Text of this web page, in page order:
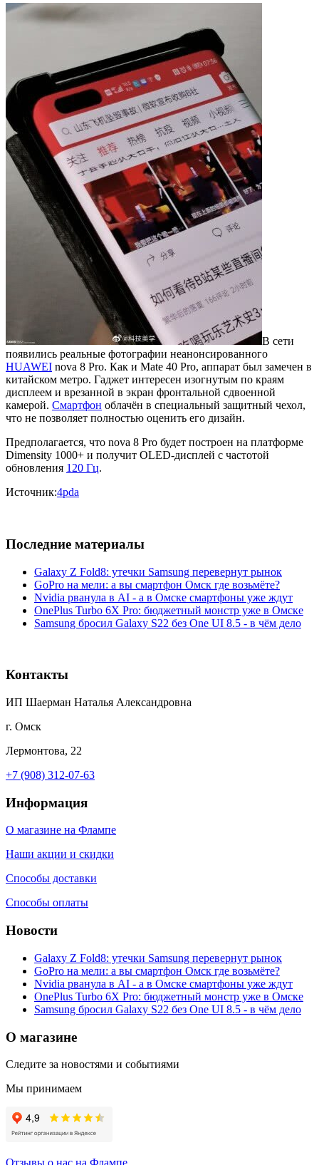
В сети
появились реальные фотографии неанонсированного
HUAWEI nova 8 Pro. Как и Mate 40 Pro, аппарат был замечен в
китайском метро. Гаджет интересен изогнутым по краям
дисплеем и врезанной в экран фронтальной сдвоенной
камерой. Смартфон облачён в специальный защитный чехол,
что не позволяет полностью оценить его дизайн.
Предполагается, что nova 8 Pro будет построен на платформе
Dimensity 1000+ и получит OLED-дисплей с частотой
обновления 120 Гц.
Источник:4pda
Последние материалы
Galaxy Z Fold8: утечки Samsung перевернут рынок
GoPro на мели: а вы смартфон Омск где возьмёте?
Nvidia рванула в AI - а в Омске смартфоны уже ждут
OnePlus Turbo 6X Pro: бюджетный монстр уже в Омске
Samsung бросил Galaxy S22 без One UI 8.5 - в чём дело
Контакты
ИП Шаерман Наталья Александровна
г. Омск
Лермонтова, 22
+7 (908) 312-07-63
Информация
О магазине на Флампе
Наши акции и скидки
Способы доставки
Способы оплаты
Новости
Galaxy Z Fold8: утечки Samsung перевернут рынок
GoPro на мели: а вы смартфон Омск где возьмёте?
Nvidia рванула в AI - а в Омске смартфоны уже ждут
OnePlus Turbo 6X Pro: бюджетный монстр уже в Омске
Samsung бросил Galaxy S22 без One UI 8.5 - в чём дело
О магазине
Следите за новостями и событиями
Мы принимаем